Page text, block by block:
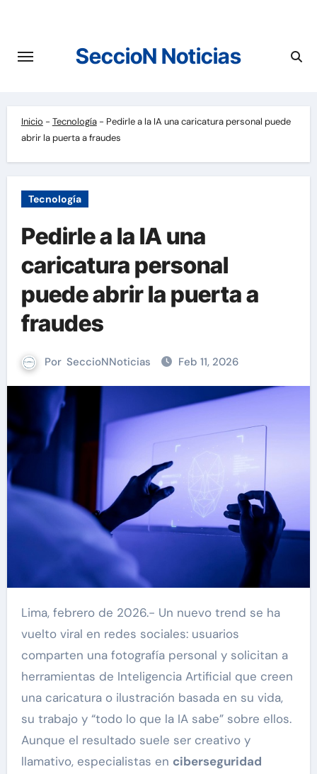
contenido
SeccioN Noticias
Inicio - Tecnología- Pedirle a la IA una caricatura personal puede
abrir la puerta a fraudes
Tecnología
Pedirle a la IA una
caricatura personal
puede abrir la puerta a
fraudes
Por SeccioNNoticias Feb 11, 2026
Lima, febrero de 2026.- Un nuevo trend se ha
vuelto viral en redes sociales: usuarios
comparten una fotografía personal y solicitan a
herramientas de Inteligencia Artificial que creen
una caricatura o ilustración basada en su vida,
su trabajo y “todo lo que la IA sabe” sobre ellos.
Aunque el resultado suele ser creativo y
llamativo, especialistas en ciberseguridad